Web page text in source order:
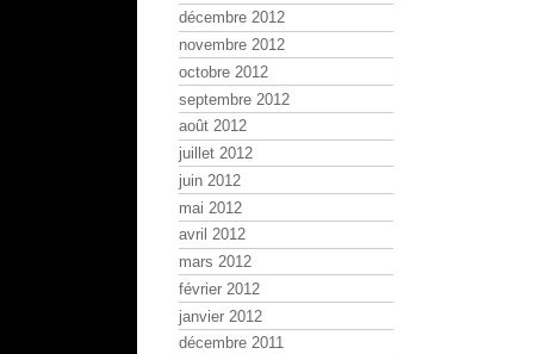
décembre 2012
novembre 2012
octobre 2012
septembre 2012
août 2012
juillet 2012
juin 2012
mai 2012
avril 2012
mars 2012
février 2012
janvier 2012
décembre 2011